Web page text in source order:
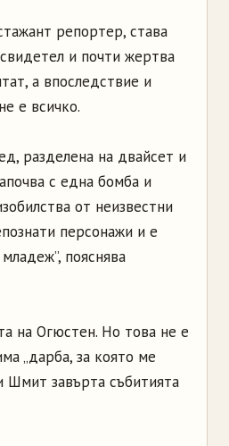
репортер, става
и почти жертва
а впоследствие и
е всичко.
разделена на двайсет и
с една бомба и
от неизвестни
персонажи и е
пояснява
на Огюстен. Но това не е
„дарба, за която ме
Шмит завърта събитията